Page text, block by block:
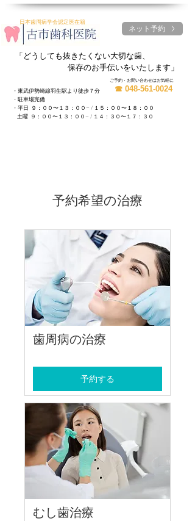
​「どうしても抜きたくない大切な歯、
保存のお手伝いをいたします」
ご予約・お問い合わせはお気軽に
☎ 048-561-0024
・東武伊勢崎線羽生駅より徒歩７分
・駐車場完備
・平日 ９：００〜１３：００− / １５：００〜１８：００
土曜 ９：００〜１３：００− / １４：３０〜１７：３０
ネット予約
日本歯周病学会認定医在籍
予約希望の治療
歯周病の治療
予約する
むし歯治療